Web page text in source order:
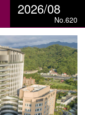
2026/08
No.620